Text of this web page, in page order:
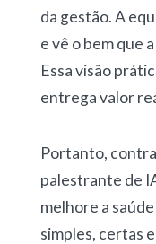
da gestão. A
e vê o bem que
Essa visão
entrega valor
Portanto,
palestrante de
melhore a
simples, certas